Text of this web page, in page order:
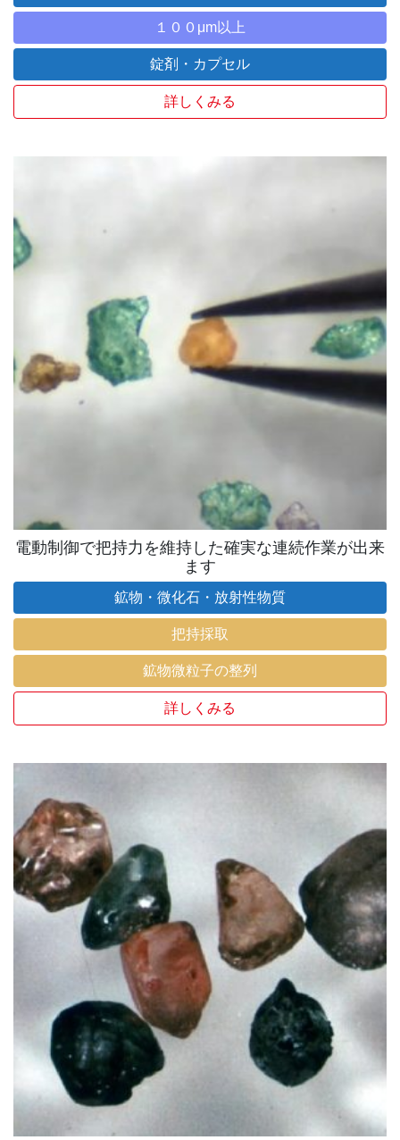
１００μm以上
錠剤・カプセル
詳しくみる
電動制御で把持力を維持した確実な連続作業が出来
ます
鉱物・微化石・放射性物質
把持採取
鉱物微粒子の整列
詳しくみる